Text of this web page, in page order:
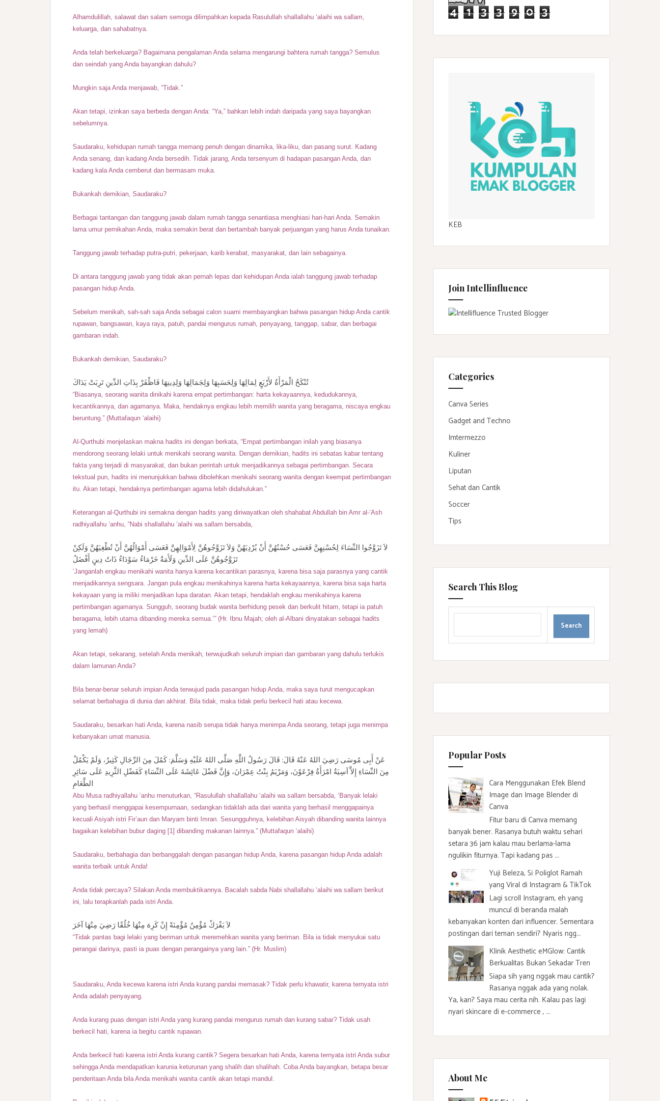
Alhamdulillah, salawat dan salam semoga dilimpahkan kepada Rasulullah shallallahu ‘alaihi wa sallam,
keluarga, dan sahabatnya.
Anda telah berkeluarga? Bagaimana pengalaman Anda selama mengarungi bahtera rumah tangga? Semulus
dan seindah yang Anda bayangkan dahulu?
Mungkin saja Anda menjawab, “Tidak.”
Akan tetapi, izinkan saya berbeda dengan Anda: “Ya,” bahkan lebih indah daripada yang saya bayangkan
sebelumnya.
Saudaraku, kehidupan rumah tangga memang penuh dengan dinamika, lika-liku, dan pasang surut. Kadang
Anda senang, dan kadang Anda bersedih. Tidak jarang, Anda tersenyum di hadapan pasangan Anda, dan
kadang kala Anda cemberut dan bermasam muka.
Bukankah demikian, Saudaraku?
Berbagai tantangan dan tanggung jawab dalam rumah tangga senantiasa menghiasi hari-hari Anda. Semakin
lama umur pernikahan Anda, maka semakin berat dan bertambah banyak perjuangan yang harus Anda tunaikan.
Tanggung jawab terhadap putra-putri, pekerjaan, karib kerabat, masyarakat, dan lain sebagainya.
Di antara tanggung jawab yang tidak akan pernah lepas dari kehidupan Anda ialah tanggung jawab terhadap
pasangan hidup Anda.
Sebelum menikah, sah-sah saja Anda sebagai calon suami membayangkan bahwa pasangan hidup Anda cantik
rupawan, bangsawan, kaya raya, patuh, pandai mengurus rumah, penyayang, tanggap, sabar, dan berbagai
gambaran indah.
Bukankah demikian, Saudaraku?
تُنْكَحُ الْمَرْأَةُ لأَرْبَعٍ لِمَالِهَا وَلِحَسَبِهَا وَلِجَمَالِهَا وَلِدِينِهَا فَاظْفَرْ بِذَاتِ الدِّينِ تَرِبَتْ يَدَاكَ
“Biasanya, seorang wanita dinikahi karena empat pertimbangan: harta kekayaannya, kedudukannya,
kecantikannya, dan agamanya. Maka, hendaknya engkau lebih memilih wanita yang beragama, niscaya engkau
beruntung.” (Muttafaqun ‘alaihi)
Al-Qurthubi menjelaskan makna hadits ini dengan berkata, “Empat pertimbangan inilah yang biasanya
mendorong seorang lelaki untuk menikahi seorang wanita. Dengan demikian, hadits ini sebatas kabar tentang
fakta yang terjadi di masyarakat, dan bukan perintah untuk menjadikannya sebagai pertimbangan. Secara
tekstual pun, hadits ini menunjukkan bahwa dibolehkan menikahi seorang wanita dengan keempat pertimbangan
itu. Akan tetapi, hendaknya pertimbangan agama lebih didahulukan.”
Keterangan al-Qurthubi ini semakna dengan hadits yang diriwayatkan oleh shahabat Abdullah bin Amr al-’Ash
radhiyallahu ‘anhu, “Nabi shallallahu ‘alaihi wa sallam bersabda,
لاَ تَزَوَّجُوا النِّسَاءَ لِحُسْنِهِنَّ فَعَسَى حُسْنُهُنَّ أَنْ يُرْدِيَهُنَّ وَلاَ تَزَوَّجُوهُنَّ لِأَمْوَالِهِنَّ فَعَسَى أَمْوَالُهُنَّ أَنْ تُطْغِيَهُنَّ وَلَكِنْ
تَزَوَّجُوهُنَّ عَلَى الدِّينِ وَلَأَمَةٌ خَرْمَاءُ سَوْدَاءُ ذَاتُ دِينٍ أَفْضَلُ
‘Janganlah engkau menikahi wanita hanya karena kecantikan parasnya, karena bisa saja parasnya yang cantik
menjadikannya sengsara. Jangan pula engkau menikahinya karena harta kekayaannya, karena bisa saja harta
kekayaan yang ia miliki menjadikan lupa daratan. Akan tetapi, hendaklah engkau menikahinya karena
pertimbangan agamanya. Sungguh, seorang budak wanita berhidung pesek dan berkulit hitam, tetapi ia patuh
beragama, lebih utama dibanding mereka semua.’” (Hr. Ibnu Majah; oleh al-Albani dinyatakan sebagai hadits
yang lemah)
Akan tetapi, sekarang, setelah Anda menikah, terwujudkah seluruh impian dan gambaran yang dahulu terlukis
dalam lamunan Anda?
Bila benar-benar seluruh impian Anda terwujud pada pasangan hidup Anda, maka saya turut mengucapkan
selamat berbahagia di dunia dan akhirat. Bila tidak, maka tidak perlu berkecil hati atau kecewa.
Saudaraku, besarkan hati Anda, karena nasib serupa tidak hanya menimpa Anda seorang, tetapi juga menimpa
kebanyakan umat manusia.
عَنْ أَبِى مُوسَى رَضِيَ اللهُ عَنْهُ قَالَ: قَالَ رَسُولُ اللَّهِ صَلَّى اللهُ عَلَيْهِ وَسَلَّمَ: كَمُلَ مِنَ الرِّجَالِ كَثِيرٌ، وَلَمْ يَكْمُلْ
مِنَ النِّسَاءِ إِلاَّ آسِيَةُ امْرَأَةُ فِرْعَوْنَ، وَمَرْيَمُ بِنْتُ عِمْرَانَ، وَإِنَّ فَضْلَ عَائِشَةَ عَلَى النِّسَاءِ كَفَضْلِ الثَّرِيدِ عَلَى سَائِرِ
الطَّعَامِ
Abu Musa radhiyallahu ‘anhu menuturkan, “Rasulullah shallallahu ‘alaihi wa sallam bersabda, ‘Banyak lelaki
yang berhasil menggapai kesempurnaan, sedangkan tidaklah ada dari wanita yang berhasil menggapainya
kecuali Asiyah istri Fir’aun dan Maryam binti Imran. Sesungguhnya, kelebihan Aisyah dibanding wanita lainnya
bagaikan kelebihan bubur daging [1] dibanding makanan lainnya.” (Muttafaqun ‘alaihi)
Saudaraku, berbahagia dan berbanggalah dengan pasangan hidup Anda, karena pasangan hidup Anda adalah
wanita terbaik untuk Anda!
Anda tidak percaya? Silakan Anda membuktikannya. Bacalah sabda Nabi shallallahu ‘alaihi wa sallam berikut
ini, lalu terapkanlah pada istri Anda.
لاَ يَفْرَكْ مُؤْمِنٌ مُؤْمِنَةً إِنْ كَرِهَ مِنْهَا خُلُقًا رَضِيَ مِنْهَا آخَرَ
“Tidak pantas bagi lelaki yang beriman untuk meremehkan wanita yang beriman. Bila ia tidak menyukai satu
perangai darinya, pasti ia puas dengan perangainya yang lain.” (Hr. Muslim)
Saudaraku, Anda kecewa karena istri Anda kurang pandai memasak? Tidak perlu khawatir, karena ternyata istri
Anda adalah penyayang.
Anda kurang puas dengan istri Anda yang kurang pandai mengurus rumah dan kurang sabar? Tidak usah
berkecil hati, karena ia begitu cantik rupawan.
Anda berkecil hati karena istri Anda kurang cantik? Segera besarkan hati Anda, karena ternyata istri Anda subur
sehingga Anda mendapatkan karunia keturunan yang shalih dan shalihah. Coba Anda bayangkan, betapa besar
penderitaan Anda bila Anda menikahi wanita cantik akan tetapi mandul.
4 1 3 3 9 0 3
KEB
Join Intellinfluence
Categories
Canva Series
Gadget and Techno
Imtermezzo
Kuliner
Liputan
Sehat dan Cantik
Soccer
Tips
Search This Blog
Popular Posts
Cara Menggunakan Efek Blend
Image dan Image Blender di
Canva
Fitur baru di Canva memang
banyak bener. Rasanya butuh waktu sehari
setara 36 jam kalau mau berlama-lama
ngulikin fiturnya. Tapi kadang pas ...
Yuji Beleza, Si Poliglot Ramah
yang Viral di Instagram & TikTok
Lagi scroll Instagram, eh yang
muncul di beranda malah
kebanyakan konten dari influencer. Sementara
postingan dari teman sendiri? Nyaris ngg...
Klinik Aesthetic eMGlow: Cantik
Berkualitas Bukan Sekadar Tren
Siapa sih yang nggak mau cantik?
Rasanya nggak ada yang nolak.
Ya, kan? Saya mau cerita nih. Kalau pas lagi
nyari skincare di e-commerce , ...
About Me